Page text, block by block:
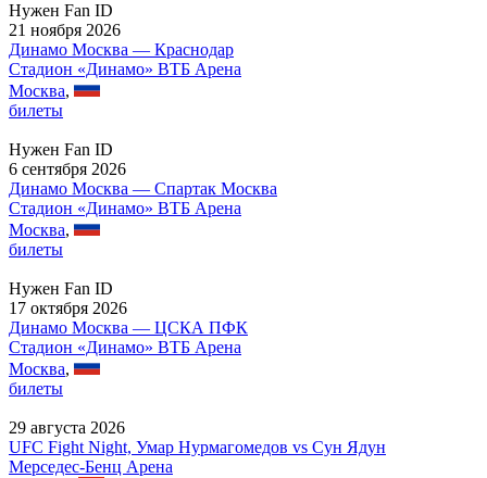
Нужен Fan ID
21 ноября 2026
Динамо Москва — Краснодар
Стадион «Динамо» ВТБ Арена
Москва,
билеты
Нужен Fan ID
6 сентября 2026
Динамо Москва — Спартак Москва
Стадион «Динамо» ВТБ Арена
Москва,
билеты
Нужен Fan ID
17 октября 2026
Динамо Москва — ЦСКА ПФК
Стадион «Динамо» ВТБ Арена
Москва,
билеты
29 августа 2026
UFC Fight Night, Умар Нурмагомедов vs Сун Ядун
Мерседес-Бенц Арена